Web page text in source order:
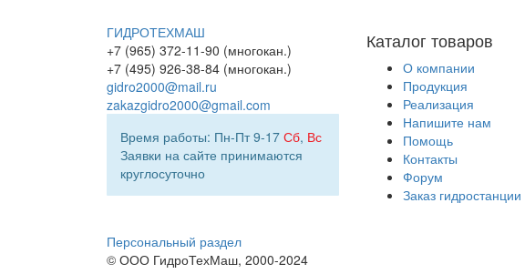
Каталог товаров
О компании
Продукция
Реализация
Напишите нам
Помощь
Контакты
Форум
Заказ гидростанции
ГИДРОТЕХМАШ
+7 (965) 372-11-90 (многокан.)
+7 (495) 926-38-84 (многокан.)
gidro2000@mail.ru
zakazgidro2000@gmail.com
Время работы: Пн-Пт 9-17 Сб, Вс
Заявки на сайте принимаются
круглосуточно
Персональный раздел
© ООО ГидроТехМаш, 2000-2024